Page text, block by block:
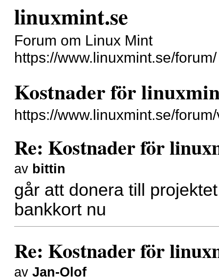
linuxmint.se
Forum om Linux Mint
https://www.linuxmint.se/forum/
Kostnader för
https://www.linuxmint.se/
Re: Kostnader för
av bittin
går att donera till
bankkort nu
Re: Kostnader för
avJan-Olof